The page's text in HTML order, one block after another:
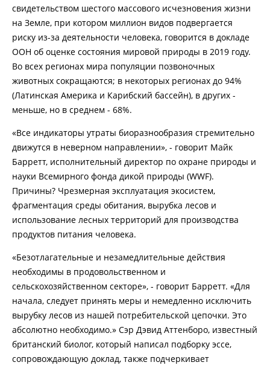
свидетельством шестого массового исчезновения жизни
на Земле, при котором миллион видов подвергается
риску из-за деятельности человека, говорится в докладе
ООН об оценке состояния мировой природы в 2019 году.
Во всех регионах мира популяции позвоночных
животных сокращаются; в некоторых регионах до 94%
(Латинская Америка и Карибский бассейн), в других -
меньше, но в среднем - 68%.
«Все индикаторы утраты биоразнообразия стремительно
движутся в неверном направлении», - говорит Майк
Барретт, исполнительный директор по охране природы и
науки Всемирного фонда дикой природы (WWF).
Причины? Чрезмерная эксплуатация экосистем,
фрагментация среды обитания, вырубка лесов и
использование лесных территорий для производства
продуктов питания человека.
«Безотлагательные и незамедлительные действия
необходимы в продовольственном и
сельскохозяйственном секторе», - говорит Барретт. «Для
начала, следует принять меры и немедленно исключить
вырубку лесов из нашей потребительской цепочки. Это
абсолютно необходимо.» Сэр Дэвид Аттенборо, известный
британский биолог, который написал подборку эссе,
сопровождающую доклад, также подчеркивает